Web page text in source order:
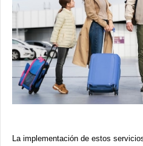
La implementación de estos